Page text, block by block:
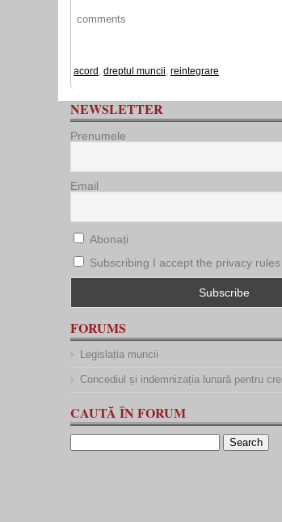
comments
acord , dreptul muncii, reintegrare
NEWSLETTER
Prenumele
Email
Abonați
Subscribing I accept the privacy
FORUMS
Legislația muncii
Concediul și indemnizația lunară pentru
CAUTĂ ÎN FORUM